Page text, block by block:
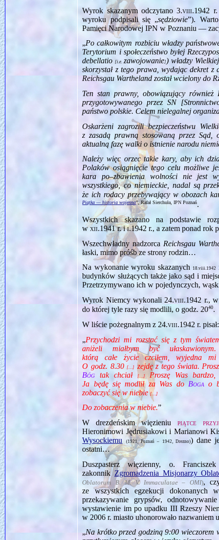
Wyrok skazanym odczytano3.viii.1942
wyroku podpisali się „sędziowie”).
Pamięci Narodowej IPN w Poznaniu —
„Po całkowitym rozbiciu władzy
Terytorium i społeczeństwo byłej
debellatio [i.e.zawojowanie] ) władzy
skorzystał z tego prawa, wydając dekret
Reichsgau Wartheland został wcielony do
Ten stan prawny, obowiązujący
przygotowywanego przez SN
państwo polskie. Celem nielegalnej
Oskarżeni zagrozili bezpieczeństwu
z zasadą prawną stosowaną przez
aktualną fazę walki o istnienie narodu
Należy więc orzec takie kary, aby ich
Polaków osiągnięcie tego celu możliwe
kara po–zbawienia wolności nie jest
wszystkiego, co niemieckie, nadal są
że ich rodacy przebywający w obozach
Piątka — historia wojenna”, Rafał Sierchuła, IPN Poznań.
Wszystkich skazano na podstawie
wxii.1941r. ii.1942 r., a zatem ponad
Wszechwładny nadzorca Reichsgau
łaski, mimo próśb ze strony rodzin…
Na wykonanie wyroku skazanych 18.viii.1942
budynków służących także jako sąd i
Przetrzymywano ich w pojedynczych,
Wyrok Niemcy wykonali 24.viii.1942 r.,
do której tyle razy się modlili, o godz. 2040.
W liście pożegnalnym z 24.viii.1942 r. pisał:
„Przychodzi mi rozstać się z tym
aniżeli miałbym być
którą całe życie czciłem, wyjedna
O godz. 8.30[…]
zejdę z tego świata.
Bóg tak chciał […]
Proszę Was
Ja będę się modlił za Was do Boga o
zobaczyć się w niebie[…]
Do zobaczenia w niebie.”
W drezdeńskim więzieniu piątce
Hieronimowi Jędrusiakowi i Marianowi
Wysockiemu
(1921, Poznań – 1942, Drezno)) dane
ostatni…
Duszpasterz więzienny, o.
zakonnik Zgromadzenia Misjonarzy
Oblatorum B. M. V. Immaculatae – OMI),
ze wszystkich egzekucji
przekazywanie grypsów,
wystawienie im po upadku III Rzeszy
w 2006 r. miasto uhonorowało
„Na krótko przed godziną 9:00